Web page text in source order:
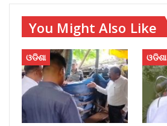
You Might Also Like
ଓଡିଶା ଓଡିଶା